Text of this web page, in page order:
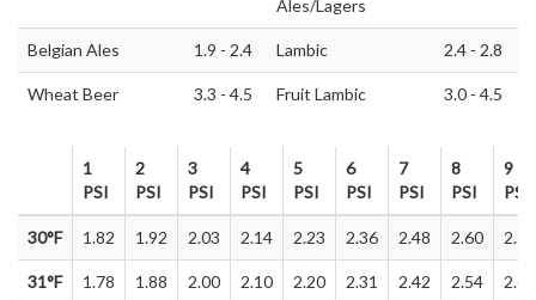
Ales/Lagers
Belgian Ales 1.9 - 2.4 Lambic 2.4 - 2.8
Wheat Beer 3.3 - 4.5 Fruit Lambic 3.0 - 4.5
1
PSI
2
PSI
3
PSI
4
PSI
5
PSI
6
PSI
7
PSI
8
PSI
9
PSI
1
2
3
4
5
6
7
8
9
30°F 1.82 1.92 2.03 2.14 2.23 2.36 2.48 2.60 2.70
31°F 1.78 1.88 2.00 2.10 2.20 2.31 2.42 2.54 2.65